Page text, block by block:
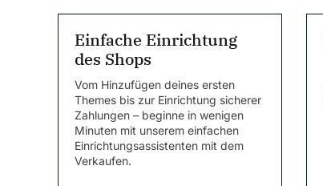
Einfache Einrichtung
des Shops
Vom Hinzufügen deines ersten
Themes bis zur Einrichtung sicherer
Zahlungen – beginne in wenigen
Minuten mit unserem einfachen
Einrichtungsassistenten mit dem
Verkaufen.